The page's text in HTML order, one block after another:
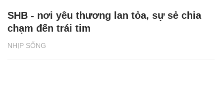
NHỊP SỐNG
SHB - nơi yêu thương lan tỏa, sự sẻ chia
chạm đến trái tim